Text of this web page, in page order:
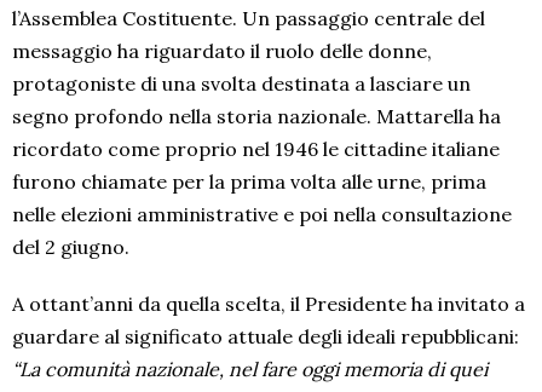
l’Assemblea Costituente. Un passaggio centrale del
messaggio ha riguardato il ruolo delle donne,
protagoniste di una svolta destinata a lasciare un
segno profondo nella storia nazionale. Mattarella ha
ricordato come proprio nel 1946 le cittadine italiane
furono chiamate per la prima volta alle urne, prima
nelle elezioni amministrative e poi nella consultazione
del 2 giugno.
A ottant’anni da quella scelta, il Presidente ha invitato a
guardare al significato attuale degli ideali repubblicani:
“La comunità nazionale, nel fare oggi memoria di quei